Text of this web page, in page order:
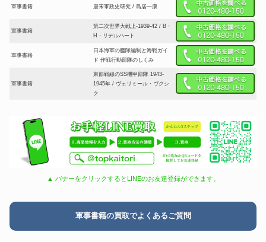
軍事書籍 唐宋軍政史研究 / 島居一康
軍事書籍
第二次世界大戦上-1939-42 / B・
H・リデルハート
軍事書籍
日本海軍の艦隊編制と海戦ガイ
ド 作戦行動部隊のしくみ
軍事書籍
東部戦線のSS機甲部隊 1943‐
1945年 / ヴェリミール・ヴクシ
ク
▲ バナーをクリックするとLINEのお友達登録ができます。
軍事書籍の買取でよくあるご質問